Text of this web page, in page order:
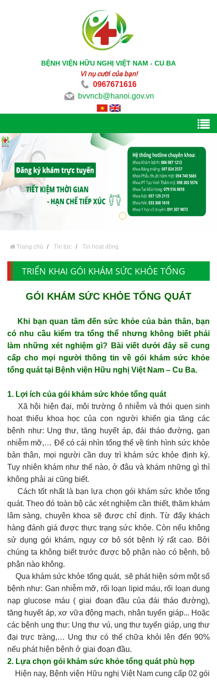
BỆNH VIỆN HỮU NGHỊ VIỆT NAM - CU BA
Vì nụ cười của bạn!
0967671616
bvvncb@hanoi.gov.vn
Trang chủ Tin tức Tin hoạt động
TRIỂN KHAI GÓI KHÁM SỨC KHỎE TỔNG
QUÁT
GÓI KHÁM SỨC KHỎE TỔNG QUÁT
Khi bạn quan tâm đến sức khỏe của bản thân, bạn
có nhu cầu kiểm tra tổng thể nhưng không biết phải
làm những xét nghiệm gì? Bài viết dưới đây sẽ cung
cấp cho mọi người thông tin về gói khám sức khỏe
tổng quát tại Bệnh viện Hữu nghị Việt Nam – Cu Ba.
1. Lợi ích của gói khám sức khỏe tổng quát
Xã hội hiện đại, môi trường ô nhiễm và thói quen sinh
hoạt thiếu khoa học của con người khiến gia tăng các
bệnh như: Ung thư, tăng huyết áp, đái tháo đường, gan
nhiễm mỡ,… Để có cái nhìn tổng thể về tình hình sức khỏe
bản thân, mọi người cần duy trì khám sức khỏe định kỳ.
Tuy nhiên khám như thế nào, ở đâu và khám những gì thì
không phải ai cũng biết.
Cách tốt nhất là bạn lựa chọn gói khám sức khỏe tổng
quát. Theo đó toàn bộ các xét nghiệm cần thiết, thăm khám
lâm sàng, chuyên khoa sẽ được chỉ định. Từ đấy khách
hàng đánh giá được thực trạng sức khỏe. Còn nếu không
sử dụng gói khám, nguy cơ bỏ sót bệnh lý rất cao. Bởi
chúng ta không biết trước được bộ phận nào có bệnh, bộ
phận nào không.
Qua khám sức khỏe tổng quát, sẽ phát hiện sớm một số
bệnh như: Gan nhiễm mỡ, rối loạn lipid máu, rối loạn dung
nạp glucose máu ( giai đoạn đầu của đái tháo đường),
tăng huyết áp, xơ vữa động mạch, nhân tuyến giáp... Hoặc
các bệnh ung thư: Ung thư vú, ung thư tuyến giáp, ung thư
đại trực tràng,… Ung thư có thể chữa khỏi lên đến 90%
nếu phát hiện bệnh ở giai đoạn đầu.
2. Lựa chọn gói khám sức khỏe tổng quát phù hợp
Hiện nay, Bệnh viện Hữu nghị Việt Nam cung cấp 02 gói